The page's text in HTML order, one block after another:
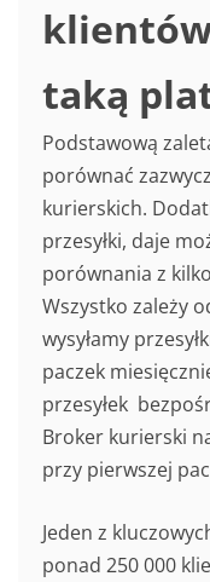
taką
Podstawową
porównać
kurierskich.
przesyłki, daje
porównania z
Wszystko zależy
wysyłamy
paczek
przesyłek
Broker kurierski
przy pierwszej
Jeden z
ponad 250 000